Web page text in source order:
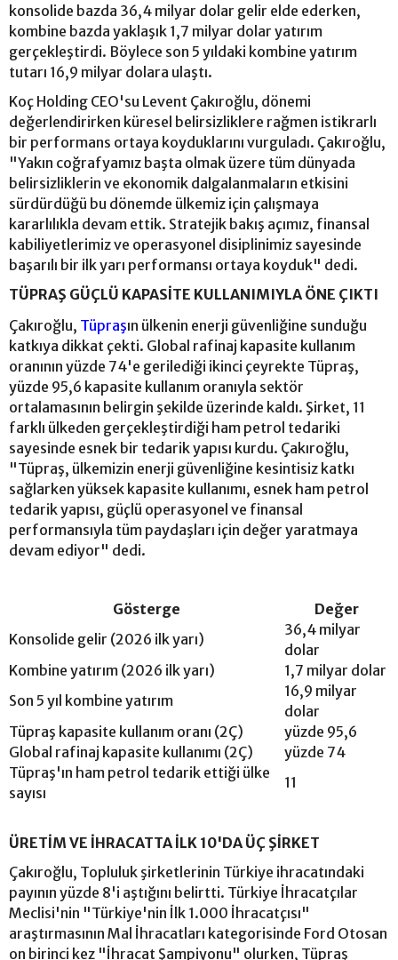
konsolide bazda 36,4 milyar dolar gelir elde ederken,
kombine bazda yaklaşık 1,7 milyar dolar yatırım
gerçekleştirdi. Böylece son 5 yıldaki kombine yatırım
tutarı 16,9 milyar dolara ulaştı.
Koç Holding CEO'su Levent Çakıroğlu, dönemi
değerlendirirken küresel belirsizliklere rağmen istikrarlı
bir performans ortaya koyduklarını vurguladı. Çakıroğlu,
"Yakın coğrafyamız başta olmak üzere tüm dünyada
belirsizliklerin ve ekonomik dalgalanmaların etkisini
sürdürdüğü bu dönemde ülkemiz için çalışmaya
kararlılıkla devam ettik. Stratejik bakış açımız, finansal
kabiliyetlerimiz ve operasyonel disiplinimiz sayesinde
başarılı bir ilk yarı performansı ortaya koyduk" dedi.
TÜPRAŞ GÜÇLÜ KAPASİTE KULLANIMIYLA ÖNE ÇIKTI
Çakıroğlu, Tüpraşın ülkenin enerji güvenliğine sunduğu
katkıya dikkat çekti. Global rafinaj kapasite kullanım
oranının yüzde 74'e gerilediği ikinci çeyrekte Tüpraş,
yüzde 95,6 kapasite kullanım oranıyla sektör
ortalamasının belirgin şekilde üzerinde kaldı. Şirket, 11
farklı ülkeden gerçekleştirdiği ham petrol tedariki
sayesinde esnek bir tedarik yapısı kurdu. Çakıroğlu,
"Tüpraş, ülkemizin enerji güvenliğine kesintisiz katkı
sağlarken yüksek kapasite kullanımı, esnek ham petrol
tedarik yapısı, güçlü operasyonel ve finansal
performansıyla tüm paydaşları için değer yaratmaya
devam ediyor" dedi.
Gösterge
Değer
Konsolide gelir (2026 ilk yarı)
36,4 milyar
dolar
Kombine yatırım (2026 ilk yarı)
1,7 milyar dolar
Son 5 yıl kombine yatırım
16,9 milyar
dolar
Tüpraş kapasite kullanım oranı (2Ç)
yüzde 95,6
Global rafinaj kapasite kullanımı (2Ç)
yüzde 74
Tüpraş'ın ham petrol tedarik ettiği ülke
sayısı
11
ÜRETİM VE İHRACATTA İLK 10'DA ÜÇ ŞİRKET
Çakıroğlu, Topluluk şirketlerinin Türkiye ihracatındaki
payının yüzde 8'i aştığını belirtti. Türkiye İhracatçılar
Meclisi'nin "Türkiye'nin İlk 1.000 İhracatçısı"
araştırmasının Mal İhracatları kategorisinde Ford Otosan
on birinci kez "İhracat Şampiyonu" olurken, Tüpraş